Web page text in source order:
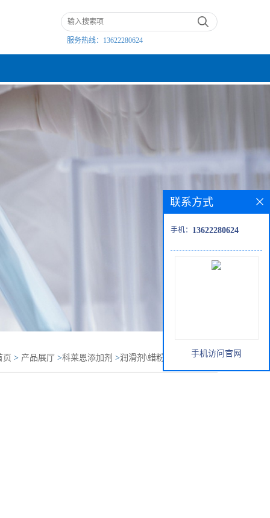
服务热线： 13622280624
页 > 产品展厅 >科莱恩添加剂 >润滑剂\蜡粉 科莱恩润滑
联系方式
手机： 13622280624
手机访问官网